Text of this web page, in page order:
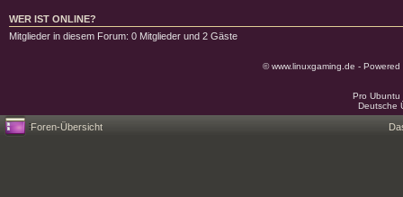
WER IST ONLINE?
Mitglieder in diesem Forum: 0 Mitglieder und 2 Gäste
© www.linuxgaming.de -
Pro
Deutsche
Foren-Übersicht